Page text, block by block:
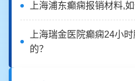
上海浦东癫痫报销材料,
上海瑞金医院癫痫24小
的？